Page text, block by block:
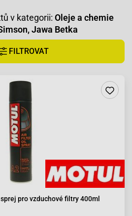
v kategorii: Oleje a chemie
Jawa Betka
FILTROVAT
pro vzduchové filtry 400ml